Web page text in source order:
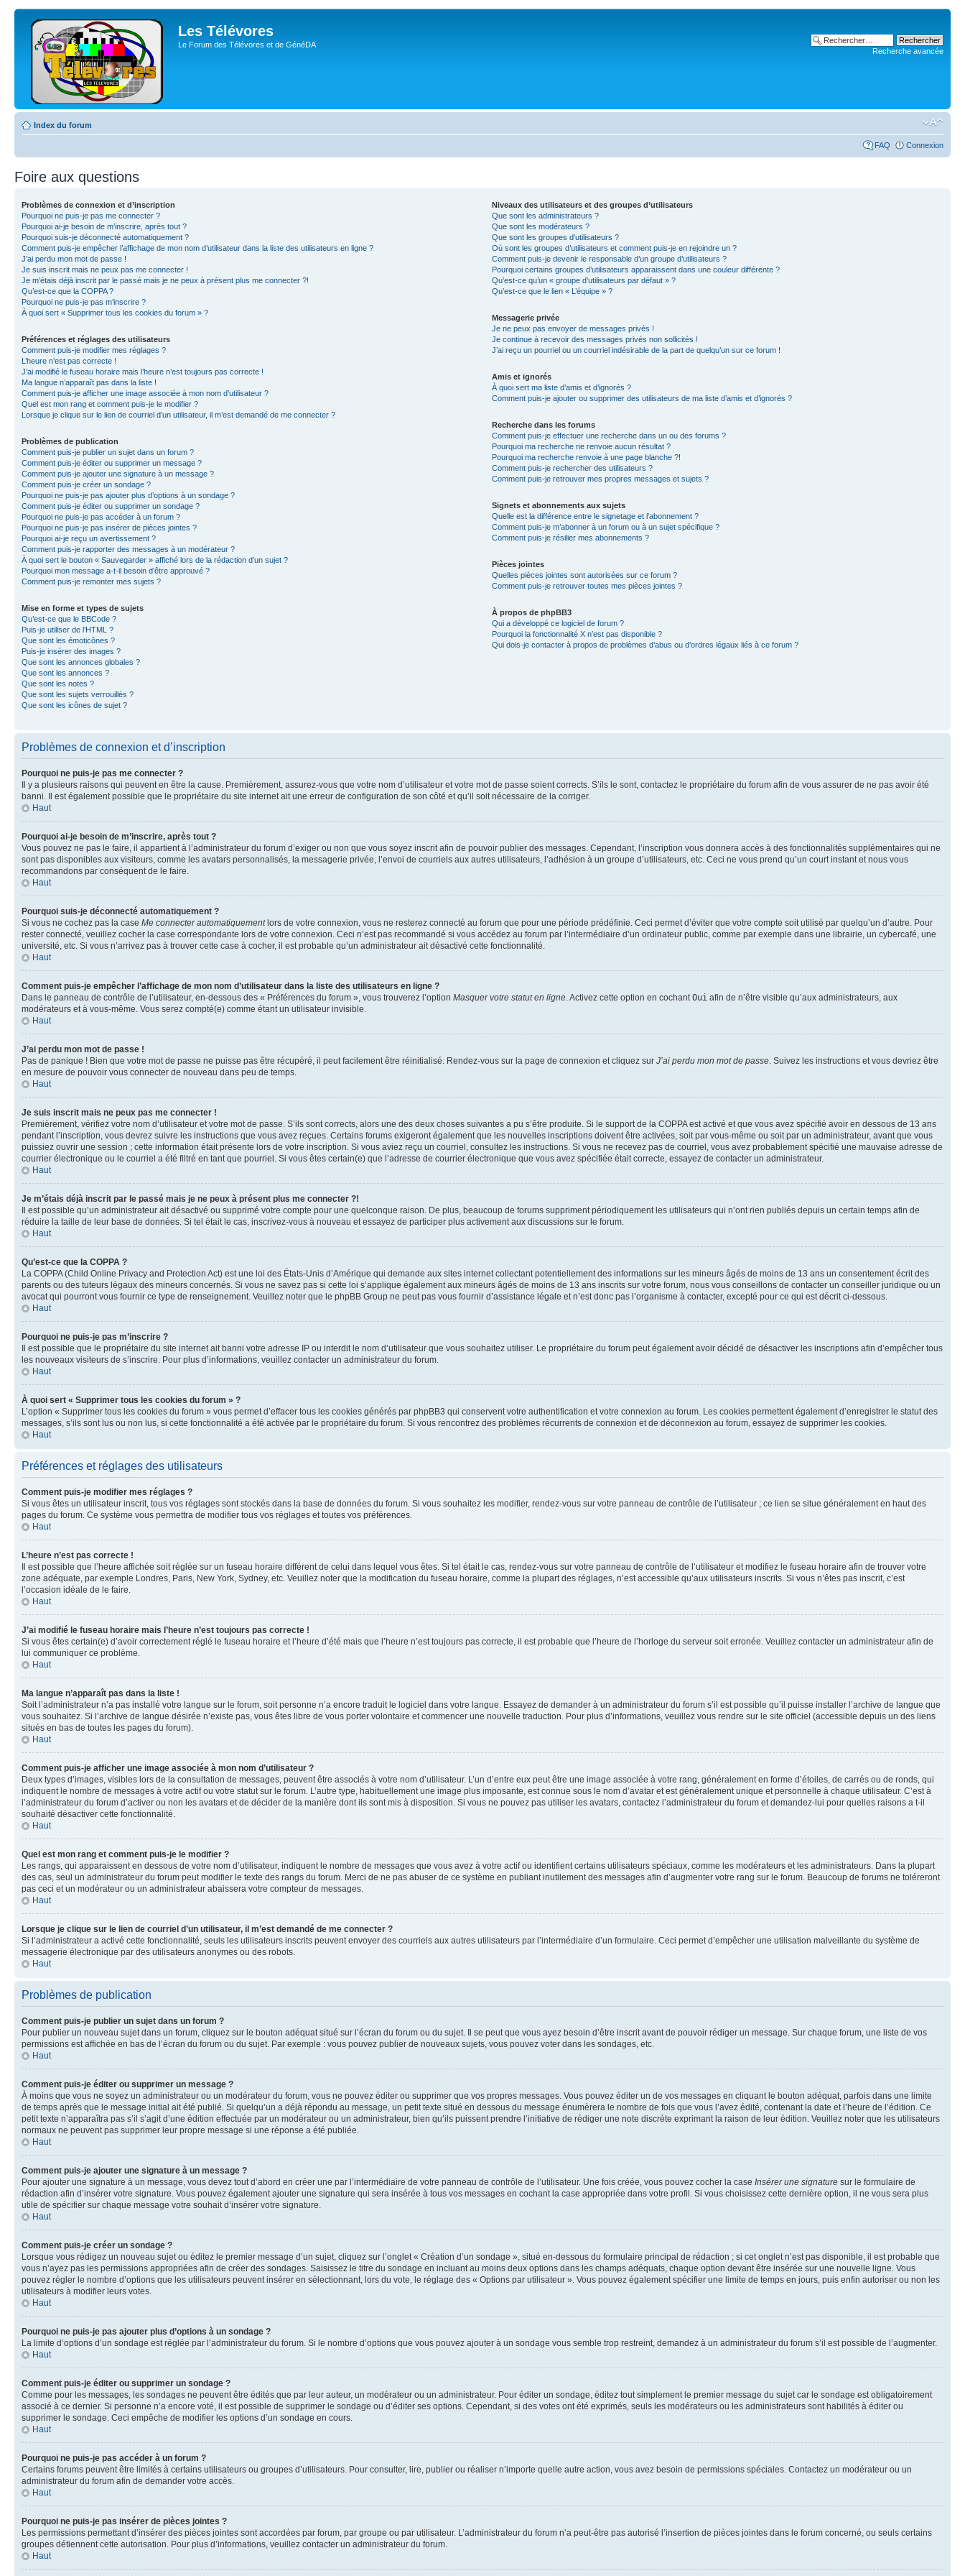
Les Télévores
Le Forum des Télévores et de GénéDA
Recherche avancée
Index du forum
FAQ Connexion
Foire aux questions
Problèmes de connexion et d’inscription
Pourquoi ne puis-je pas me connecter ?
Pourquoi ai-je besoin de m’inscrire, après tout ?
Pourquoi suis-je déconnecté automatiquement ?
Comment puis-je empêcher l’affichage de mon nom d’utilisateur dans la liste des utilisateurs en ligne ?
J’ai perdu mon mot de passe !
Je suis inscrit mais ne peux pas me connecter !
Je m’étais déjà inscrit par le passé mais je ne peux à présent plus me connecter ?!
Qu’est-ce que la COPPA ?
Pourquoi ne puis-je pas m’inscrire ?
À quoi sert « Supprimer tous les cookies du forum » ?
Préférences et réglages des utilisateurs
Comment puis-je modifier mes réglages ?
L’heure n’est pas correcte !
J’ai modifié le fuseau horaire mais l’heure n’est toujours pas correcte !
Ma langue n’apparaît pas dans la liste !
Comment puis-je afficher une image associée à mon nom d’utilisateur ?
Quel est mon rang et comment puis-je le modifier ?
Lorsque je clique sur le lien de courriel d’un utilisateur, il m’est demandé de me connecter ?
Problèmes de publication
Comment puis-je publier un sujet dans un forum ?
Comment puis-je éditer ou supprimer un message ?
Comment puis-je ajouter une signature à un message ?
Comment puis-je créer un sondage ?
Pourquoi ne puis-je pas ajouter plus d’options à un sondage ?
Comment puis-je éditer ou supprimer un sondage ?
Pourquoi ne puis-je pas accéder à un forum ?
Pourquoi ne puis-je pas insérer de pièces jointes ?
Pourquoi ai-je reçu un avertissement ?
Comment puis-je rapporter des messages à un modérateur ?
À quoi sert le bouton « Sauvegarder » affiché lors de la rédaction d’un sujet ?
Pourquoi mon message a-t-il besoin d’être approuvé ?
Comment puis-je remonter mes sujets ?
Mise en forme et types de sujets
Qu’est-ce que le BBCode ?
Puis-je utiliser de l’HTML ?
Que sont les émoticônes ?
Puis-je insérer des images ?
Que sont les annonces globales ?
Que sont les annonces ?
Que sont les notes ?
Que sont les sujets verrouillés ?
Que sont les icônes de sujet ?
Niveaux des utilisateurs et des groupes d’utilisateurs
Que sont les administrateurs ?
Que sont les modérateurs ?
Que sont les groupes d’utilisateurs ?
Où sont les groupes d’utilisateurs et comment puis-je en rejoindre un ?
Comment puis-je devenir le responsable d’un groupe d’utilisateurs ?
Pourquoi certains groupes d’utilisateurs apparaissent dans une couleur différente ?
Qu’est-ce qu’un « groupe d’utilisateurs par défaut » ?
Qu’est-ce que le lien « L’équipe » ?
Messagerie privée
Je ne peux pas envoyer de messages privés !
Je continue à recevoir des messages privés non sollicités !
J’ai reçu un pourriel ou un courriel indésirable de la part de quelqu’un sur ce forum !
Amis et ignorés
À quoi sert ma liste d’amis et d’ignorés ?
Comment puis-je ajouter ou supprimer des utilisateurs de ma liste d’amis et d’ignorés ?
Recherche dans les forums
Comment puis-je effectuer une recherche dans un ou des forums ?
Pourquoi ma recherche ne renvoie aucun résultat ?
Pourquoi ma recherche renvoie à une page blanche ?!
Comment puis-je rechercher des utilisateurs ?
Comment puis-je retrouver mes propres messages et sujets ?
Signets et abonnements aux sujets
Quelle est la différence entre le signetage et l’abonnement ?
Comment puis-je m’abonner à un forum ou à un sujet spécifique ?
Comment puis-je résilier mes abonnements ?
Pièces jointes
Quelles pièces jointes sont autorisées sur ce forum ?
Comment puis-je retrouver toutes mes pièces jointes ?
À propos de phpBB3
Qui a développé ce logiciel de forum ?
Pourquoi la fonctionnalité X n’est pas disponible ?
Qui dois-je contacter à propos de problèmes d’abus ou d’ordres légaux liés à ce forum ?
Problèmes de connexion et d’inscription
Pourquoi ne puis-je pas me connecter ?
Il y a plusieurs raisons qui peuvent en être la cause. Premièrement, assurez-vous que votre nom d’utilisateur et votre mot de passe soient corrects. S’ils le sont, contactez le propriétaire du forum afin de vous assurer de ne pas avoir été
banni. Il est également possible que le propriétaire du site internet ait une erreur de configuration de son côté et qu’il soit nécessaire de la corriger.
Haut
Pourquoi ai-je besoin de m’inscrire, après tout ?
Vous pouvez ne pas le faire, il appartient à l’administrateur du forum d’exiger ou non que vous soyez inscrit afin de pouvoir publier des messages. Cependant, l’inscription vous donnera accès à des fonctionnalités supplémentaires qui ne
sont pas disponibles aux visiteurs, comme les avatars personnalisés, la messagerie privée, l’envoi de courriels aux autres utilisateurs, l’adhésion à un groupe d’utilisateurs, etc. Ceci ne vous prend qu’un court instant et nous vous
recommandons par conséquent de le faire.
Haut
Pourquoi suis-je déconnecté automatiquement ?
Si vous ne cochez pas la case Me connecter automatiquementlors de votre connexion, vous ne resterez connecté au forum que pour une période prédéfinie. Ceci permet d’éviter que votre compte soit utilisé par quelqu’un d’autre. Pour
rester connecté, veuillez cocher la case correspondante lors de votre connexion. Ceci n’est pas recommandé si vous accédez au forum par l’intermédiaire d’un ordinateur public, comme par exemple dans une librairie, un cybercafé, une
université, etc. Si vous n’arrivez pas à trouver cette case à cocher, il est probable qu’un administrateur ait désactivé cette fonctionnalité.
Haut
Comment puis-je empêcher l’affichage de mon nom d’utilisateur dans la liste des utilisateurs en ligne ?
Dans le panneau de contrôle de l’utilisateur, en-dessous des « Préférences du forum », vous trouverez l’option Masquer votre statut en ligne. Activez cette option en cochantOui afin de n’être visible qu’aux administrateurs, aux
modérateurs et à vous-même. Vous serez compté(e) comme étant un utilisateur invisible.
Haut
J’ai perdu mon mot de passe !
Pas de panique ! Bien que votre mot de passe ne puisse pas être récupéré, il peut facilement être réinitialisé. Rendez-vous sur la page de connexion et cliquez sur J’ai perdu mon mot de passe. Suivez les instructions et vous devriez être
en mesure de pouvoir vous connecter de nouveau dans peu de temps.
Haut
Je suis inscrit mais ne peux pas me connecter !
Premièrement, vérifiez votre nom d’utilisateur et votre mot de passe. S’ils sont corrects, alors une des deux choses suivantes a pu s’être produite. Si le support de la COPPA est activé et que vous avez spécifié avoir en dessous de 13 ans
pendant l’inscription, vous devrez suivre les instructions que vous avez reçues. Certains forums exigeront également que les nouvelles inscriptions doivent être activées, soit par vous-même ou soit par un administrateur, avant que vous
puissiez ouvrir une session ; cette information était présente lors de votre inscription. Si vous aviez reçu un courriel, consultez les instructions. Si vous ne recevez pas de courriel, vous avez probablement spécifié une mauvaise adresse de
courrier électronique ou le courriel a été filtré en tant que pourriel. Si vous êtes certain(e) que l’adresse de courrier électronique que vous avez spécifiée était correcte, essayez de contacter un administrateur.
Haut
Je m’étais déjà inscrit par le passé mais je ne peux à présent plus me connecter ?!
Il est possible qu’un administrateur ait désactivé ou supprimé votre compte pour une quelconque raison. De plus, beaucoup de forums suppriment périodiquement les utilisateurs qui n’ont rien publiés depuis un certain temps afin de
réduire la taille de leur base de données. Si tel était le cas, inscrivez-vous à nouveau et essayez de participer plus activement aux discussions sur le forum.
Haut
Qu’est-ce que la COPPA ?
La COPPA (Child Online Privacy and Protection Act) est une loi des États-Unis d’Amérique qui demande aux sites internet collectant potentiellement des informations sur les mineurs âgés de moins de 13 ans un consentement écrit des
parents ou des tuteurs légaux des mineurs concernés. Si vous ne savez pas si cette loi s’applique également aux mineurs âgés de moins de 13 ans inscrits sur votre forum, nous vous conseillons de contacter un conseiller juridique ou un
avocat qui pourront vous fournir ce type de renseignement. Veuillez noter que le phpBB Group ne peut pas vous fournir d’assistance légale et n’est donc pas l’organisme à contacter, excepté pour ce qui est décrit ci-dessous.
Haut
Pourquoi ne puis-je pas m’inscrire ?
Il est possible que le propriétaire du site internet ait banni votre adresse IP ou interdit le nom d’utilisateur que vous souhaitez utiliser. Le propriétaire du forum peut également avoir décidé de désactiver les inscriptions afin d’empêcher tous
les nouveaux visiteurs de s’inscrire. Pour plus d’informations, veuillez contacter un administrateur du forum.
Haut
À quoi sert « Supprimer tous les cookies du forum » ?
L’option « Supprimer tous les cookies du forum » vous permet d’effacer tous les cookies générés par phpBB3 qui conservent votre authentification et votre connexion au forum. Les cookies permettent également d’enregistrer le statut des
messages, s’ils sont lus ou non lus, si cette fonctionnalité a été activée par le propriétaire du forum. Si vous rencontrez des problèmes récurrents de connexion et de déconnexion au forum, essayez de supprimer les cookies.
Haut
Préférences et réglages des utilisateurs
Comment puis-je modifier mes réglages ?
Si vous êtes un utilisateur inscrit, tous vos réglages sont stockés dans la base de données du forum. Si vous souhaitez les modifier, rendez-vous sur votre panneau de contrôle de l’utilisateur ; ce lien se situe généralement en haut des
pages du forum. Ce système vous permettra de modifier tous vos réglages et toutes vos préférences.
Haut
L’heure n’est pas correcte !
Il est possible que l’heure affichée soit réglée sur un fuseau horaire différent de celui dans lequel vous êtes. Si tel était le cas, rendez-vous sur votre panneau de contrôle de l’utilisateur et modifiez le fuseau horaire afin de trouver votre
zone adéquate, par exemple Londres, Paris, New York, Sydney, etc. Veuillez noter que la modification du fuseau horaire, comme la plupart des réglages, n’est accessible qu’aux utilisateurs inscrits. Si vous n’êtes pas inscrit, c’est
l’occasion idéale de le faire.
Haut
J’ai modifié le fuseau horaire mais l’heure n’est toujours pas correcte !
Si vous êtes certain(e) d’avoir correctement réglé le fuseau horaire et l’heure d’été mais que l’heure n’est toujours pas correcte, il est probable que l’heure de l’horloge du serveur soit erronée. Veuillez contacter un administrateur afin de
lui communiquer ce problème.
Haut
Ma langue n’apparaît pas dans la liste !
Soit l’administrateur n’a pas installé votre langue sur le forum, soit personne n’a encore traduit le logiciel dans votre langue. Essayez de demander à un administrateur du forum s’il est possible qu’il puisse installer l’archive de langue que
vous souhaitez. Si l’archive de langue désirée n’existe pas, vous êtes libre de vous porter volontaire et commencer une nouvelle traduction. Pour plus d’informations, veuillez vous rendre sur le site officiel (accessible depuis un des liens
situés en bas de toutes les pages du forum).
Haut
Comment puis-je afficher une image associée à mon nom d’utilisateur ?
Deux types d’images, visibles lors de la consultation de messages, peuvent être associés à votre nom d’utilisateur. L’un d’entre eux peut être une image associée à votre rang, généralement en forme d’étoiles, de carrés ou de ronds, qui
indiquent le nombre de messages à votre actif ou votre statut sur le forum. L’autre type, habituellement une image plus imposante, est connue sous le nom d’avatar et est généralement unique et personnelle à chaque utilisateur. C’est à
l’administrateur du forum d’activer ou non les avatars et de décider de la manière dont ils sont mis à disposition. Si vous ne pouvez pas utiliser les avatars, contactez l’administrateur du forum et demandez-lui pour quelles raisons a t-il
souhaité désactiver cette fonctionnalité.
Haut
Quel est mon rang et comment puis-je le modifier ?
Les rangs, qui apparaissent en dessous de votre nom d’utilisateur, indiquent le nombre de messages que vous avez à votre actif ou identifient certains utilisateurs spéciaux, comme les modérateurs et les administrateurs. Dans la plupart
des cas, seul un administrateur du forum peut modifier le texte des rangs du forum. Merci de ne pas abuser de ce système en publiant inutilement des messages afin d’augmenter votre rang sur le forum. Beaucoup de forums ne toléreront
pas ceci et un modérateur ou un administrateur abaissera votre compteur de messages.
Haut
Lorsque je clique sur le lien de courriel d’un utilisateur, il m’est demandé de me connecter ?
Si l’administrateur a activé cette fonctionnalité, seuls les utilisateurs inscrits peuvent envoyer des courriels aux autres utilisateurs par l’intermédiaire d’un formulaire. Ceci permet d’empêcher une utilisation malveillante du système de
messagerie électronique par des utilisateurs anonymes ou des robots.
Haut
Problèmes de publication
Comment puis-je publier un sujet dans un forum ?
Pour publier un nouveau sujet dans un forum, cliquez sur le bouton adéquat situé sur l’écran du forum ou du sujet. Il se peut que vous ayez besoin d’être inscrit avant de pouvoir rédiger un message. Sur chaque forum, une liste de vos
permissions est affichée en bas de l’écran du forum ou du sujet. Par exemple : vous pouvez publier de nouveaux sujets, vous pouvez voter dans les sondages, etc.
Haut
Comment puis-je éditer ou supprimer un message ?
À moins que vous ne soyez un administrateur ou un modérateur du forum, vous ne pouvez éditer ou supprimer que vos propres messages. Vous pouvez éditer un de vos messages en cliquant le bouton adéquat, parfois dans une limite
de temps après que le message initial ait été publié. Si quelqu’un a déjà répondu au message, un petit texte situé en dessous du message énumèrera le nombre de fois que vous l’avez édité, contenant la date et l’heure de l’édition. Ce
petit texte n’apparaîtra pas s’il s’agit d’une édition effectuée par un modérateur ou un administrateur, bien qu’ils puissent prendre l’initiative de rédiger une note discrète exprimant la raison de leur édition. Veuillez noter que les utilisateurs
normaux ne peuvent pas supprimer leur propre message si une réponse a été publiée.
Haut
Comment puis-je ajouter une signature à un message ?
Pour ajouter une signature à un message, vous devez tout d’abord en créer une par l’intermédiaire de votre panneau de contrôle de l’utilisateur. Une fois créée, vous pouvez cocher la case Insérer une signature sur le formulaire de
rédaction afin d’insérer votre signature. Vous pouvez également ajouter une signature qui sera insérée à tous vos messages en cochant la case appropriée dans votre profil. Si vous choisissez cette dernière option, il ne vous sera plus
utile de spécifier sur chaque message votre souhait d’insérer votre signature.
Haut
Comment puis-je créer un sondage ?
Lorsque vous rédigez un nouveau sujet ou éditez le premier message d’un sujet, cliquez sur l’onglet « Création d’un sondage », situé en-dessous du formulaire principal de rédaction ; si cet onglet n’est pas disponible, il est probable que
vous n’ayez pas les permissions appropriées afin de créer des sondages. Saisissez le titre du sondage en incluant au moins deux options dans les champs adéquats, chaque option devant être insérée sur une nouvelle ligne. Vous
pouvez régler le nombre d’options que les utilisateurs peuvent insérer en sélectionnant, lors du vote, le réglage des « Options par utilisateur ». Vous pouvez également spécifier une limite de temps en jours, puis enfin autoriser ou non les
utilisateurs à modifier leurs votes.
Haut
Pourquoi ne puis-je pas ajouter plus d’options à un sondage ?
La limite d’options d’un sondage est réglée par l’administrateur du forum. Si le nombre d’options que vous pouvez ajouter à un sondage vous semble trop restreint, demandez à un administrateur du forum s’il est possible de l’augmenter.
Haut
Comment puis-je éditer ou supprimer un sondage ?
Comme pour les messages, les sondages ne peuvent être édités que par leur auteur, un modérateur ou un administrateur. Pour éditer un sondage, éditez tout simplement le premier message du sujet car le sondage est obligatoirement
associé à ce dernier. Si personne n’a encore voté, il est possible de supprimer le sondage ou d’éditer ses options. Cependant, si des votes ont été exprimés, seuls les modérateurs ou les administrateurs sont habilités à éditer ou
supprimer le sondage. Ceci empêche de modifier les options d’un sondage en cours.
Haut
Pourquoi ne puis-je pas accéder à un forum ?
Certains forums peuvent être limités à certains utilisateurs ou groupes d’utilisateurs. Pour consulter, lire, publier ou réaliser n’importe quelle autre action, vous avez besoin de permissions spéciales. Contactez un modérateur ou un
administrateur du forum afin de demander votre accès.
Haut
Pourquoi ne puis-je pas insérer de pièces jointes ?
Les permissions permettant d’insérer des pièces jointes sont accordées par forum, par groupe ou par utilisateur. L’administrateur du forum n’a peut-être pas autorisé l’insertion de pièces jointes dans le forum concerné, ou seuls certains
groupes détiennent cette autorisation. Pour plus d’informations, veuillez contacter un administrateur du forum.
Haut